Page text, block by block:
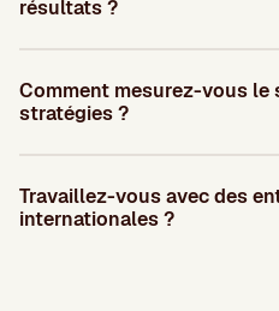
résultats ?
Comment mesurez-vous le
stratégies ?
Travaillez-vous avec des
internationales ?